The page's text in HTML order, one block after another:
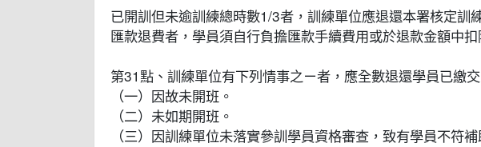
已開訓但未逾訓練總時數1/3者，訓練單位應退還本署核定訓
匯款退費者，學員須自行負擔匯款手續費用或於退款金額中扣
第31點、訓練單位有下列情事之ㄧ者，應全數退還學員已繳交
（一）因故未開班。
（二）未如期開班。
（三）因訓練單位未落實參訓學員資格審查，致有學員不符